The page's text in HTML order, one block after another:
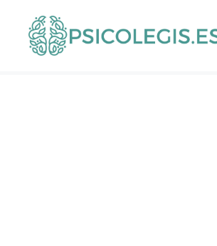
contenido